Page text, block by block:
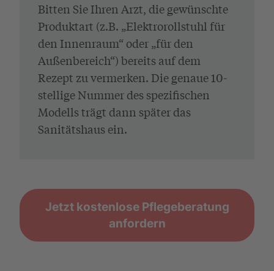
Bitten Sie Ihren Arzt, die gewünschte
Produktart (z.B. „Elektrorollstuhl für
den Innenraum“ oder „für den
Außenbereich“) bereits auf dem
Rezept zu vermerken. Die genaue 10-
stellige Nummer des spezifischen
Modells trägt dann später das
Sanitätshaus ein.
Jetzt kostenlose Pflegeberatung
anfordern